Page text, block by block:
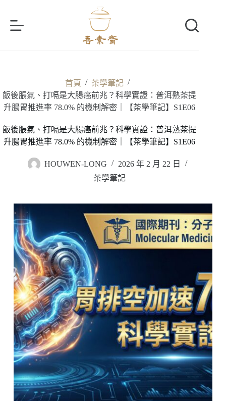
首頁 / 茶學筆記 /
飯後脹氣、打嗝是大腸癌前兆？科學實證：普洱熟茶提
升腸胃推進率 78.0% 的機制解密｜【茶學筆記】S1E06
飯後脹氣、打嗝是大腸癌前兆？科學實證：普洱熟茶提
升腸胃推進率 78.0% 的機制解密｜【茶學筆記】S1E06
HOUWEN-LONG
2026 年 2 月 22 日
茶學筆記